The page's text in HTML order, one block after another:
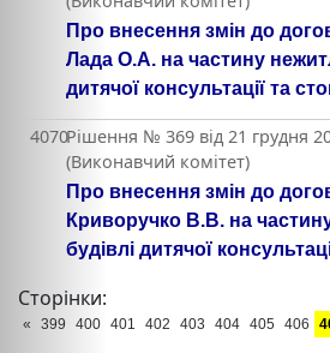
Про внесення змін до
Лада О.А. на частину
дитячої консультації та
4070Рішення № 369 від 21 грудня
(Виконавчий комітет)
Про внесення змін до
Криворучко В.В. на
будівлі дитячої
Сторінки:
« 399 400 401 402 403 404 405 406